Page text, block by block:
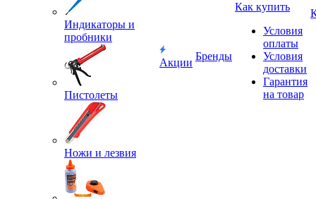
Индикаторы и
пробники
Пистолеты
Ножи и лезвия
Акции
Бренды
Как купить
Условия
оплаты
Условия
доставки
Гарантия
на товар